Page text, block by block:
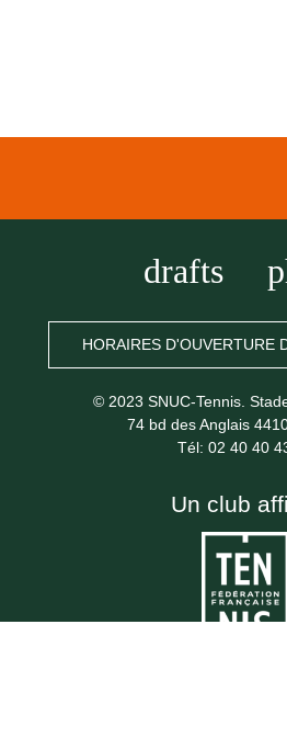
drafts
HORAIRES D'OUVERTURE
© 2023 SNUC-Tennis.
74 bd des Anglais
Tél: 02 40 40
Un club